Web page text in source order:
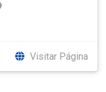
Visitar Página